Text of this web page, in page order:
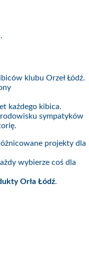
klubu Orzeł Łódź.
każdego kibica.
sympatyków
projekty dla
wybierze coś dla
Orła Łódź.